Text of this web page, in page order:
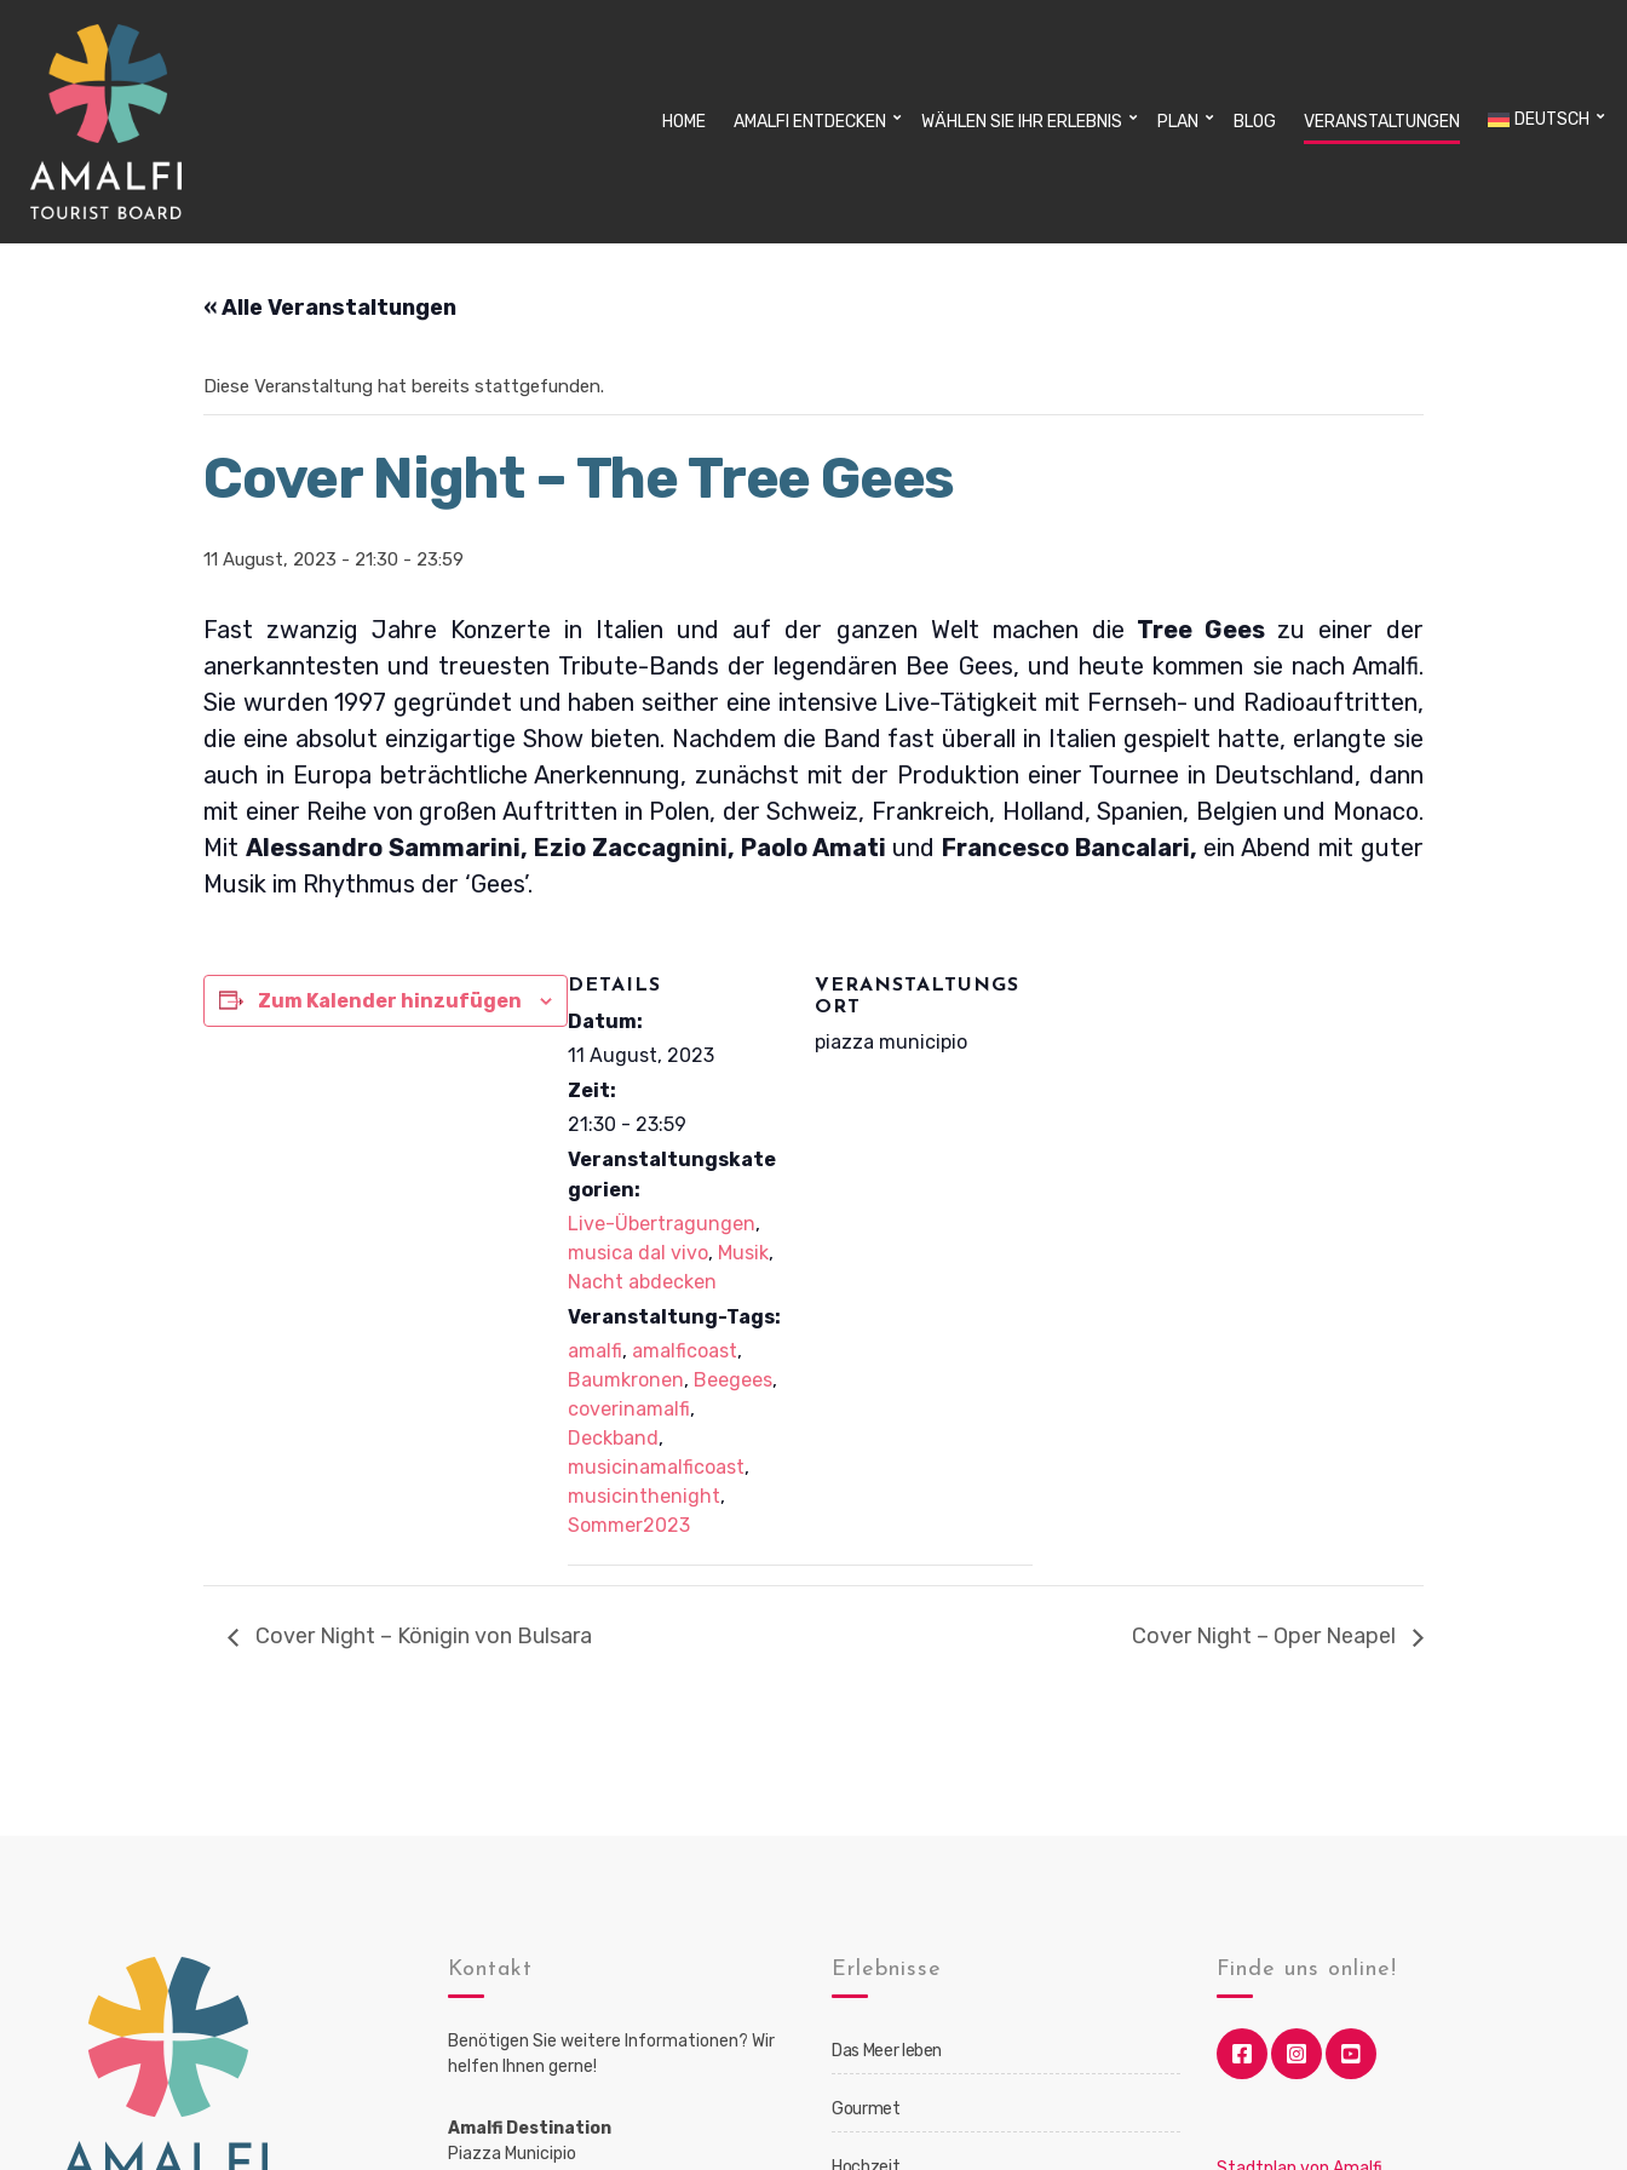
HOME AMALFI ENTDECKEN WÄHLEN SIE IHR ERLEBNIS PLAN BLOG VERANSTALTUNGEN DEUTSCH
« Alle Veranstaltungen
Diese Veranstaltung hat bereits stattgefunden.
Cover Night – The Tree Gees
11 August, 2023 - 21:30 - 23:59
Fast zwanzig Jahre Konzerte in Italien und auf der ganzen Welt machen die Tree Gees zu einer der
anerkanntesten und treuesten Tribute-Bands der legendären Bee Gees, und heute kommen sie nach Amalfi.
Sie wurden 1997 gegründet und haben seither eine intensive Live-Tätigkeit mit Fernseh- und Radioauftritten,
die eine absolut einzigartige Show bieten. Nachdem die Band fast überall in Italien gespielt hatte, erlangte sie
auch in Europa beträchtliche Anerkennung, zunächst mit der Produktion einer Tournee in Deutschland, dann
mit einer Reihe von großen Auftritten in Polen, der Schweiz, Frankreich, Holland, Spanien, Belgien und Monaco.
Mit Alessandro Sammarini, Ezio Zaccagnini, Paolo Amati und Francesco Bancalari, ein Abend mit guter
Musik im Rhythmus der ‘Gees’.
Zum Kalender hinzufügen
DETAILS
Datum:
11 August, 2023
Zeit:
21:30 - 23:59
Veranstaltungskate
gorien:
Live-Übertragungen,
musica dal vivo, Musik,
Nacht abdecken
Veranstaltung-Tags:
amalfi, amalficoast,
Baumkronen, Beegees,
coverinamalfi,
Deckband,
musicinamalficoast,
musicinthenight,
Sommer2023
VERANSTALTUNGS
ORT
piazza municipio
Cover Night – Königin von Bulsara Cover Night – Oper Neapel
Kontakt
Benötigen Sie weitere Informationen? Wir
helfen Ihnen gerne!
Amalfi Destination
Piazza Municipio
Erlebnisse
Das Meer leben
Gourmet
Finde uns online!